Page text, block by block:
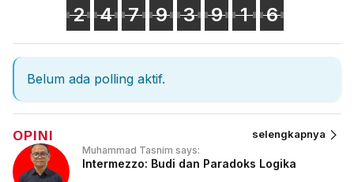
2 4 7 9 3 9 1 6
Belum ada polling aktif.
OPINI selengkapnya
Muhammad Tasnim says:
Intermezzo: Budi dan Paradoks Logika